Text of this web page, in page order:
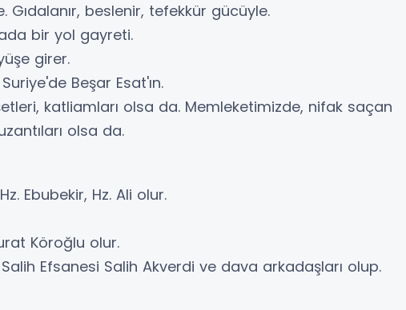
Gıdalanır, beslenir, tefekkür gücüyle.
bir yol gayreti.
girer.
Beşar Esat'ın.
katliamları olsa da. Memleketimizde, nifak saçan
olsa da.
Ebubekir, Hz. Ali olur.
Köroğlu olur.
Efsanesi Salih Akverdi ve dava arkadaşları olup.